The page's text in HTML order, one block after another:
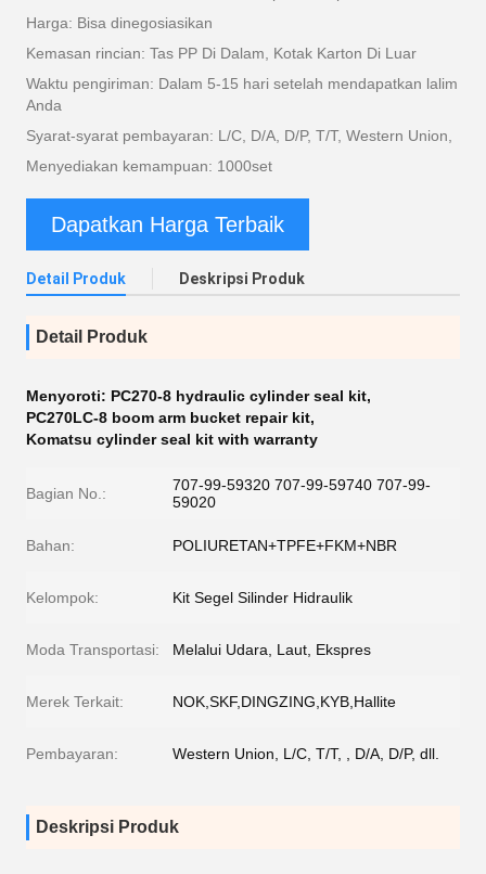
Harga: Bisa dinegosiasikan
Kemasan rincian: Tas PP Di Dalam, Kotak Karton Di Luar
Waktu pengiriman: Dalam 5-15 hari setelah mendapatkan lalim
Anda
Syarat-syarat pembayaran: L/C, D/A, D/P, T/T, Western Union,
Menyediakan kemampuan: 1000set
Dapatkan Harga Terbaik
Detail Produk Deskripsi Produk
Detail Produk
Menyoroti: PC270-8 hydraulic cylinder seal kit,
PC270LC-8 boom arm bucket repair kit,
Komatsu cylinder seal kit with warranty
Bagian No.:
707-99-59320 707-99-59740 707-99-
59020
Bahan: POLIURETAN+TPFE+FKM+NBR
Kelompok: Kit Segel Silinder Hidraulik
Moda Transportasi: Melalui Udara, Laut, Ekspres
Merek Terkait: NOK,SKF,DINGZING,KYB,Hallite
Pembayaran: Western Union, L/C, T/T, , D/A, D/P, dll.
Deskripsi Produk